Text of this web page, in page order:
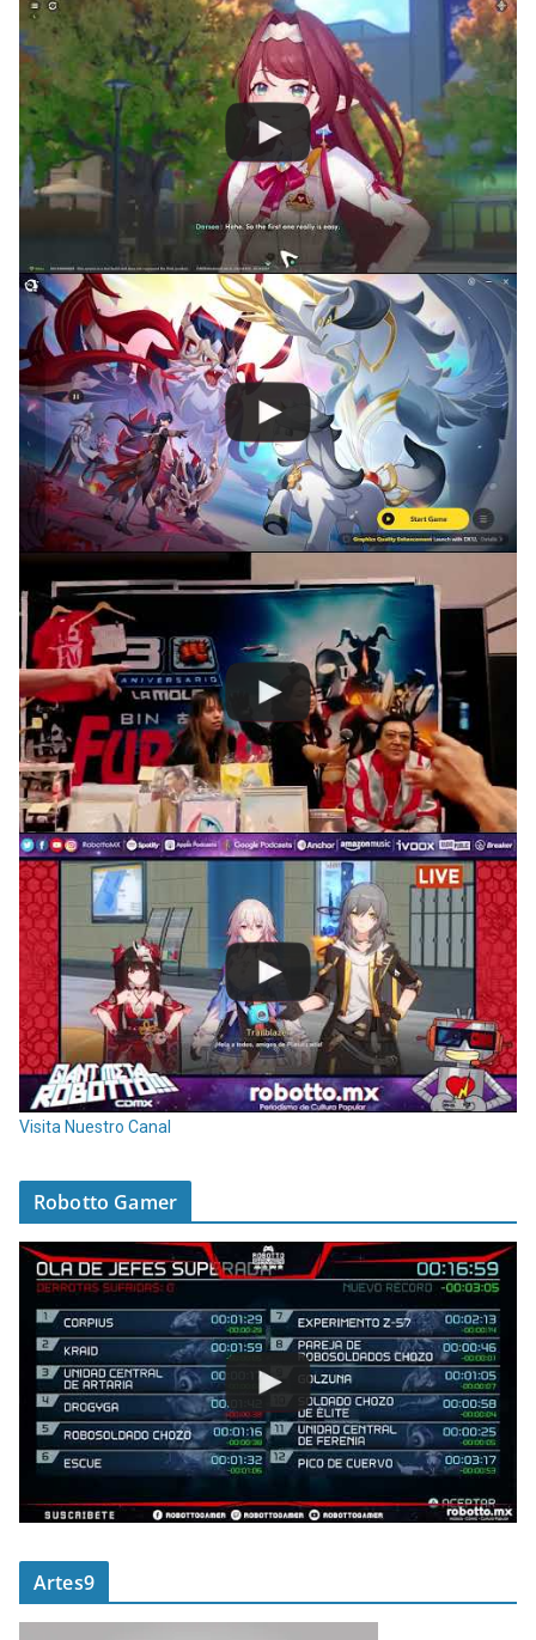
Visita Nuestro Canal
Robotto Gamer
Artes9